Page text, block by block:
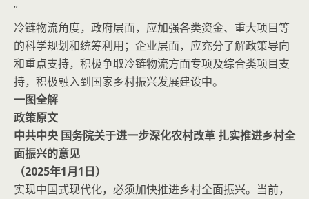
”
冷链物流角度，政府层面，应加强各类资金、重大项目等
的科学规划和统筹利用；企业层面，应充分了解政策导向
和重点支持，积极争取冷链物流方面专项及综合类项目支
持，积极融入到国家乡村振兴发展建设中。
一图全解
政策原文
中共中央 国务院关于进一步深化农村改革 扎实推进乡村全
面振兴的意见
（2025年1月1日）
实现中国式现代化，必须加快推进乡村全面振兴。当前，